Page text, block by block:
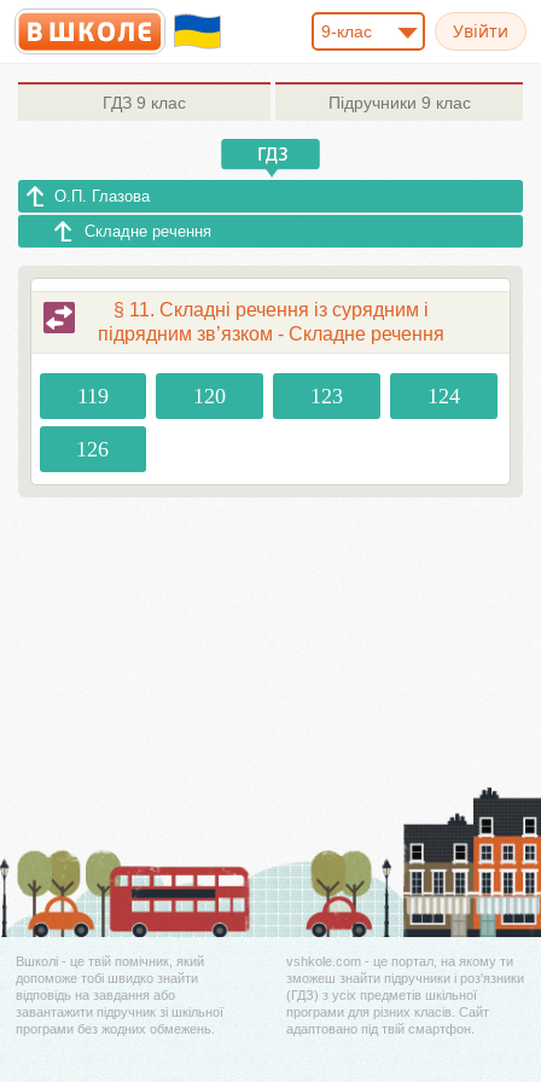
9-клас
ГДЗ 9 клас Підручники 9 клас
О.П. Глазова
Складне речення
§ 11. Складні речення із сурядним і
підрядним зв’язком - Складне речення
119 120 123 124
126
Вшколі - це твій помічник, який
допоможе тобі швидко знайти
відповідь на завдання або
завантажити підручник зі шкільної
програми без жодних обмежень.
vshkole.com - це портал, на якому ти
зможеш знайти підручники і роз'язники
(ГДЗ) з усіх предметів шкільної
програми для різних класів. Сайт
адаптовано під твій смартфон.